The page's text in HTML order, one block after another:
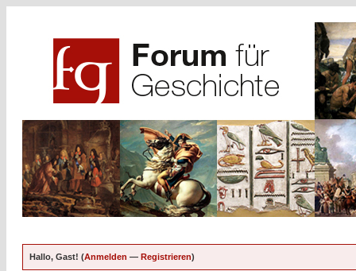
Hallo, Gast! (Anmelden — Registrieren)